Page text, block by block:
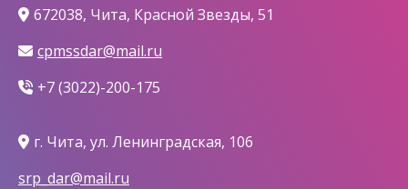
672038, Чита, Красной Звезды, 51
cpmssdar@mail.ru
+7 (3022)-200-175
г. Чита, ул. Ленинградская, 106
srp_dar@mail.ru